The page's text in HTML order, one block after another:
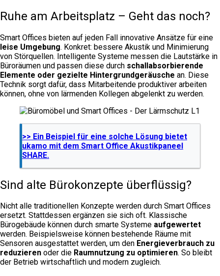
Ruhe am Arbeitsplatz – Geht das noch?
Smart Offices bieten auf jeden Fall innovative Ansätze für eine
leise Umgebung. Konkret: bessere Akustik und Minimierung
von Störquellen. Intelligente Systeme messen die Lautstärke in
Büroräumen und passen diese durch schallabsorbierende
Elemente oder gezielte Hintergrundgeräusche an. Diese
Technik sorgt dafür, dass Mitarbeitende produktiver arbeiten
können, ohne von lärmenden Kollegen abgelenkt zu werden.
>> Ein Beispiel für eine solche Lösung bietet
ukamo mit dem Smart Office Akustikpaneel
SHARE.
Sind alte Bürokonzepte überflüssig?
Nicht alle traditionellen Konzepte werden durch Smart Offices
ersetzt. Stattdessen ergänzen sie sich oft. Klassische
Bürogebäude können durch smarte Systeme aufgewertet
werden. Beispielsweise können bestehende Räume mit
Sensoren ausgestattet werden, um den Energieverbrauch zu
reduzieren oder die Raumnutzung zu optimieren. So bleibt
der Betrieb wirtschaftlich und modern zugleich.